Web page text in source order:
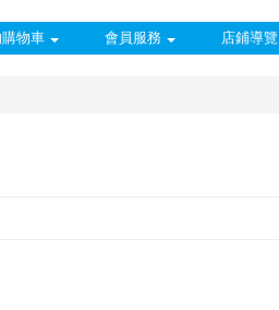
物車 會員服務 店鋪導覽